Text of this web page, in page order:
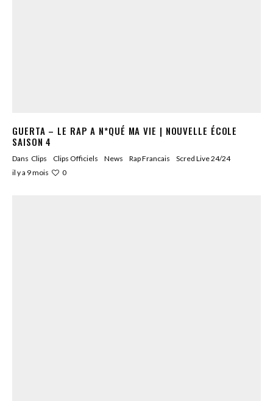
GUERTA – LE RAP A N*QUÉ MA VIE | NOUVELLE ÉCOLE
SAISON 4
Dans Clips Clips Officiels News Rap Francais
Scred Live 24/24
il y a 9 mois
0